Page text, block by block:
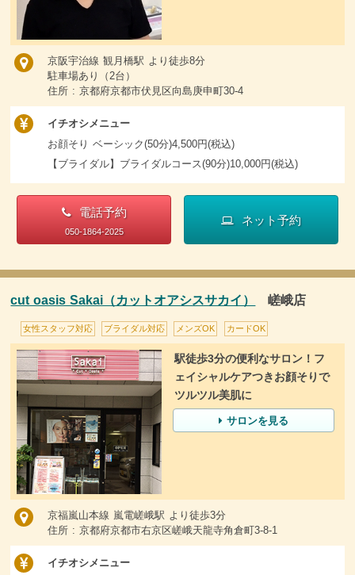
京阪宇治線 観月橋駅 より徒歩8分
駐車場あり（2台）
住所 : 京都府京都市伏見区向島庚申町30-4
イチオシメニュー
お顔そり ベーシック(50分)4,500円(税込)
【ブライダル】ブライダルコース(90分)10,000円(税込)
電話予約
050-1864-2025
ネット予約
cut oasis Sakai（カットオアシスサカイ） 嵯峨店
女性スタッフ対応 ブライダル対応 メンズOK カードOK
駅徒歩3分の便利なサロン！フ
ェイシャルケアつきお顔そりで
ツルツル美肌に
サロンを見る
京福嵐山本線 嵐電嵯峨駅 より徒歩3分
住所 : 京都府京都市右京区嵯峨天龍寺角倉町3-8-1
イチオシメニュー